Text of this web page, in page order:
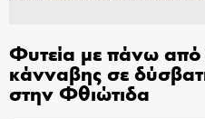
Φυτεία με πάνω
κάνναβης σε
στην Φθιώτιδα